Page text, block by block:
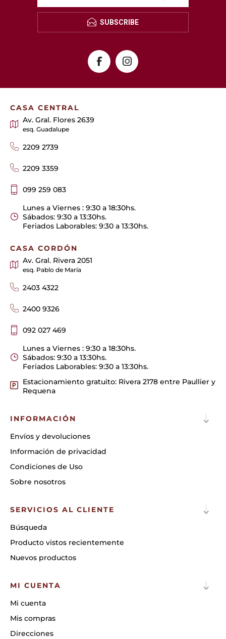
SUBSCRIBE
CASA CENTRAL
Av. Gral. Flores 2639
esq. Guadalupe
2209 2739
2209 3359
099 259 083
Lunes a Viernes : 9:30 a 18:30hs.
Sábados: 9:30 a 13:30hs.
Feriados Laborables: 9:30 a 13:30hs.
CASA CORDÓN
Av. Gral. Rivera 2051
esq. Pablo de María
2403 4322
2400 9326
092 027 469
Lunes a Viernes : 9:30 a 18:30hs.
Sábados: 9:30 a 13:30hs.
Feriados Laborables: 9:30 a 13:30hs.
Estacionamiento gratuito: Rivera 2178 entre Paullier y
Requena
INFORMACIÓN
Envíos y devoluciones
Información de privacidad
Condiciones de Uso
Sobre nosotros
SERVICIOS AL CLIENTE
Búsqueda
Producto vistos recientemente
Nuevos productos
MI CUENTA
Mi cuenta
Mis compras
Direcciones